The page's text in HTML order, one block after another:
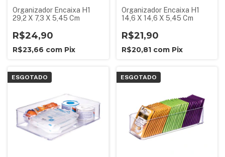
Organizador Encaixa H1
29,2 X 7,3 X 5,45 Cm
R$24,90
R$23,66 com Pix
Organizador Encaixa H1
14,6 X 14,6 X 5,45 Cm
R$21,90
R$20,81 com Pix
ESGOTADO ESGOTADO